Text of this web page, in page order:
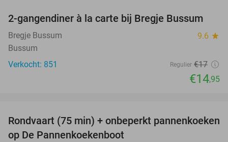
12%
2-gangendiner à la carte bij Bregje Bussum
Bregje Bussum 9.6 star
Bussum
Verkocht: 851
Regulier €17
€14,95
30%
Rondvaart (75 min) + onbeperkt pannenkoeken
op De Pannenkoekenboot